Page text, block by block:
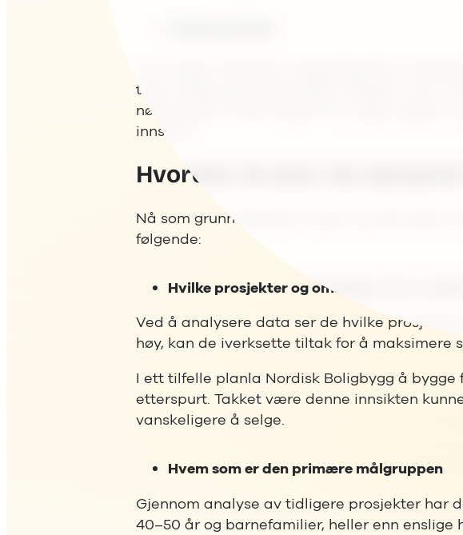
tatt å selge lignende boliger tidligere. Hvor
nødvendig? Hvilke boliger har solgt raskest,
innsats?
Hvordan bruker de dataene?
Nå som grunnarbeidet er gjort og alle data
følgende:
Hvilke prosjekter og områder som er
Ved å analysere data ser de hvilke
høy, kan de iverksette tiltak for å maksimere
I ett tilfelle planla Nordisk Boligbygg å
etterspurt. Takket være denne innsikten
vanskeligere å selge.
Hvem som er den primære målgruppen
Gjennom analyse av tidligere prosjekter har
40–50 år og barnefamilier, heller enn enslige